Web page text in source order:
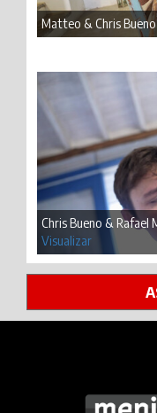
Matteo & Chris
Chris Bueno & Rafael
Visualizar